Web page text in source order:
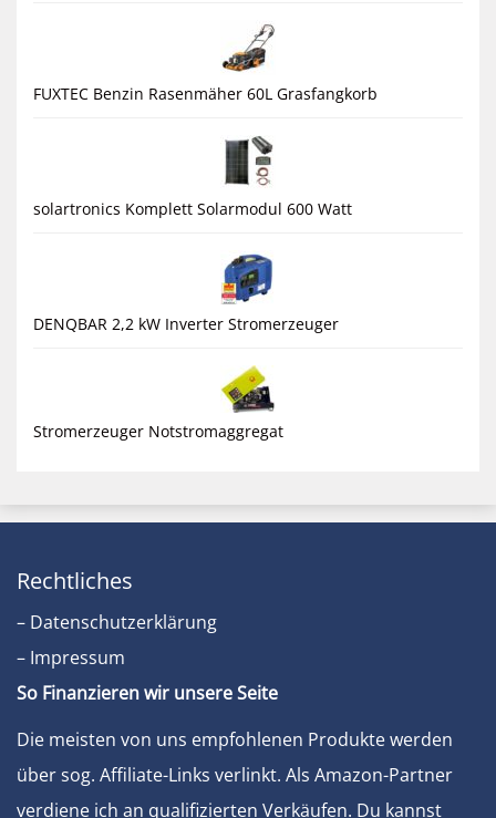
FUXTEC Benzin Rasenmäher 60L Grasfangkorb
solartronics Komplett Solarmodul 600 Watt
DENQBAR 2,2 kW Inverter Stromerzeuger
Stromerzeuger Notstromaggregat
Rechtliches
– Datenschutzerklärung
– Impressum
So Finanzieren wir unsere Seite
Die meisten von uns empfohlenen Produkte werden
über sog. Affiliate-Links verlinkt. Als Amazon-Partner
verdiene ich an qualifizierten Verkäufen. Du kannst